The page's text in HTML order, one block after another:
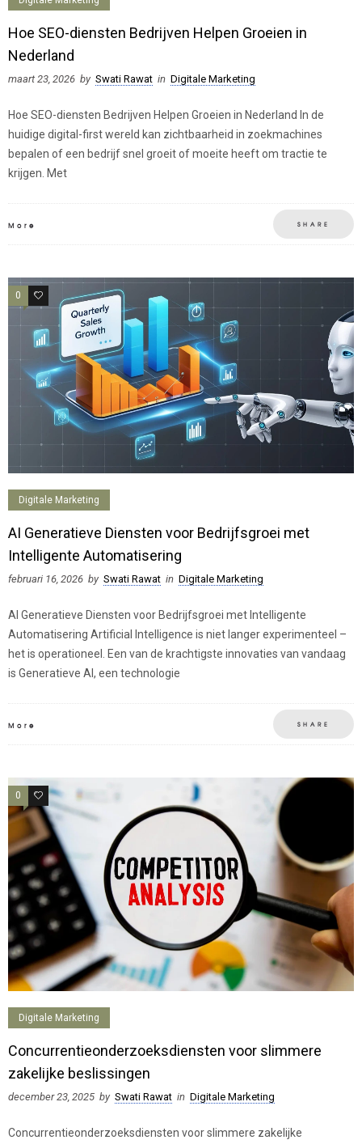
Hoe SEO-diensten Bedrijven Helpen Groeien in
Nederland
maart 23, 2026 by Swati Rawat in Digitale Marketing
Hoe SEO-diensten Bedrijven Helpen Groeien in Nederland In de
huidige digital-first wereld kan zichtbaarheid in zoekmachines
bepalen of een bedrijf snel groeit of moeite heeft om tractie te
krijgen. Met
More SHARE
0 0
Digitale Marketing
AI Generatieve Diensten voor Bedrijfsgroei met
Intelligente Automatisering
februari 16, 2026 by Swati Rawat in Digitale Marketing
AI Generatieve Diensten voor Bedrijfsgroei met Intelligente
Automatisering Artificial Intelligence is niet langer experimenteel –
het is operationeel. Een van de krachtigste innovaties van vandaag
is Generatieve AI, een technologie
More SHARE
0 0
Digitale Marketing
Concurrentieonderzoeksdiensten voor slimmere
zakelijke beslissingen
december 23, 2025 by Swati Rawat in Digitale Marketing
Concurrentieonderzoeksdiensten voor slimmere zakelijke